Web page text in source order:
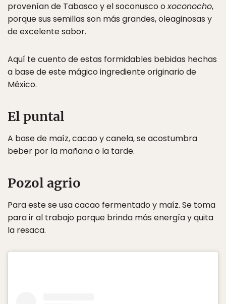
provenían de Tabasco y el soconusco oxoconocho,
porque sus semillas son más grandes, oleaginosas y
de excelente sabor.
Aquí te cuento de estas formidables bebidas hechas
a base de este mágico ingrediente originario de
México.
El puntal
A base de maíz, cacao y canela, se acostumbra
beber por la mañana o la tarde.
Pozol agrio
Para este se usa cacao fermentado y maíz. Se toma
para ir al trabajo porque brinda más energía y quita
la resaca.